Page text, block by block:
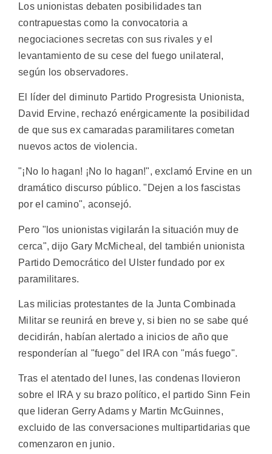
Los unionistas debaten posibilidades tan
contrapuestas como la convocatoria a
negociaciones secretas con sus rivales y el
levantamiento de su cese del fuego unilateral,
según los observadores.
El líder del diminuto Partido Progresista Unionista,
David Ervine, rechazó enérgicamente la posibilidad
de que sus ex camaradas paramilitares cometan
nuevos actos de violencia.
"¡No lo hagan! ¡No lo hagan!", exclamó Ervine en un
dramático discurso público. "Dejen a los fascistas
por el camino", aconsejó.
Pero "los unionistas vigilarán la situación muy de
cerca", dijo Gary McMicheal, del también unionista
Partido Democrático del Ulster fundado por ex
paramilitares.
Las milicias protestantes de la Junta Combinada
Militar se reunirá en breve y, si bien no se sabe qué
decidirán, habían alertado a inicios de año que
responderían al "fuego" del IRA con "más fuego".
Tras el atentado del lunes, las condenas llovieron
sobre el IRA y su brazo político, el partido Sinn Fein
que lideran Gerry Adams y Martin McGuinnes,
excluido de las conversaciones multipartidarias que
comenzaron en junio.